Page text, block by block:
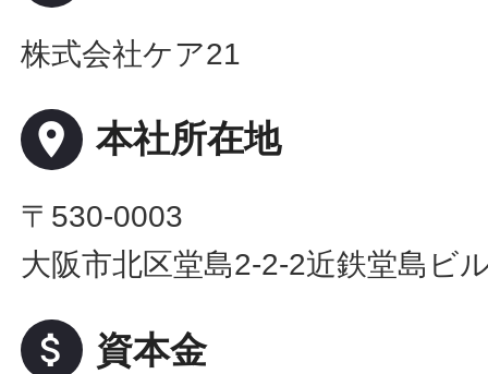
株式会社ケア21
place 本社所在地
〒530-0003
大阪市北区堂島2-2-2近鉄堂島ビ
attach_money 資本金